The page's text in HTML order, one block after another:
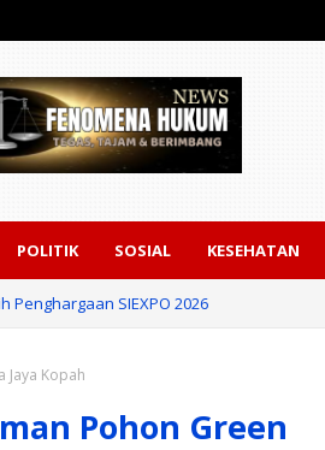
POLITIK SOSIAL KESEHATAN
Penghargaan SIEXPO 2026
Jaya Kopah
Pohon Green